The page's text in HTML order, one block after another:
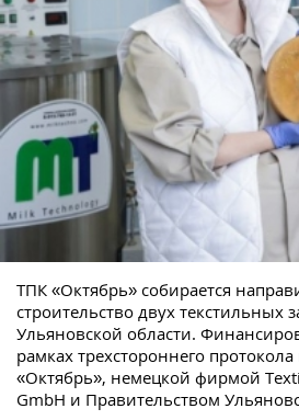
ТПК «Октябрь» собирается
строительство двух текстильных
Ульяновской области.
рамках трехстороннего
«Октябрь», немецкой фирмой
GmbH и Правительством